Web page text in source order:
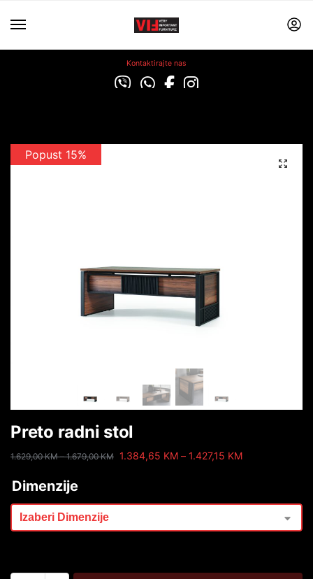
Kontaktirajte nas
Popust 15%
Preto radni stol
1.629,00KM – 1.679,00KM 1.384,65 KM – 1.427,15 KM
Dimenzije